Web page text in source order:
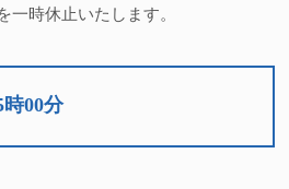
時休止いたします。
00分